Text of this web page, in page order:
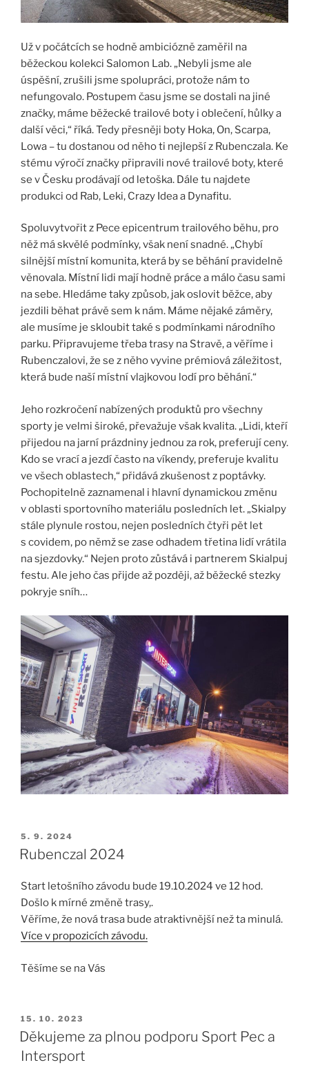
Už v počátcích se hodně ambiciózně zaměřil na
běžeckou kolekci Salomon Lab. „Nebyli jsme ale
úspěšní, zrušili jsme spolupráci, protože nám to
nefungovalo. Postupem času jsme se dostali na jiné
značky, máme běžecké trailové boty i oblečení, hůlky a
další věci,“ říká. Tedy přesněji boty Hoka, On, Scarpa,
Lowa – tu dostanou od něho ti nejlepší z Rubenczala. Ke
stému výročí značky připravili nové trailové boty, které
se v Česku prodávají od letoška. Dále tu najdete
produkci od Rab, Leki, Crazy Idea a Dynafitu.
Spoluvytvořit z Pece epicentrum trailového běhu, pro
něž má skvělé podmínky, však není snadné. „Chybí
silnější místní komunita, která by se běhání pravidelně
věnovala. Místní lidi mají hodně práce a málo času sami
na sebe. Hledáme taky způsob, jak oslovit běžce, aby
jezdili běhat právě sem k nám. Máme nějaké záměry,
ale musíme je skloubit také s podmínkami národního
parku. Připravujeme třeba trasy na Stravě, a věříme i
Rubenczalovi, že se z něho vyvine prémiová záležitost,
která bude naší místní vlajkovou lodí pro běhání.“
Jeho rozkročení nabízených produktů pro všechny
sporty je velmi široké, převažuje však kvalita. „Lidi, kteří
přijedou na jarní prázdniny jednou za rok, preferují ceny.
Kdo se vrací a jezdí často na víkendy, preferuje kvalitu
ve všech oblastech,“ přidává zkušenost z poptávky.
Pochopitelně zaznamenal i hlavní dynamickou změnu
v oblasti sportovního materiálu posledních let. „Skialpy
stále plynule rostou, nejen posledních čtyři pět let
s covidem, po němž se zase odhadem třetina lidí vrátila
na sjezdovky.“ Nejen proto zůstává i partnerem Skialpuj
festu. Ale jeho čas přijde až později, až běžecké stezky
pokryje sníh…
PUBLIKOVÁNO
5. 9. 2024
Rubenczal 2024
Start letošního závodu bude 19.10.2024 ve 12 hod.
Došlo k mírné změně trasy,.
Věříme, že nová trasa bude atraktivnější než ta minulá.
Více v propozicích závodu.
Těšíme se na Vás
PUBLIKOVÁNO
15. 10. 2023
Děkujeme za plnou podporu Sport Pec a
Intersport